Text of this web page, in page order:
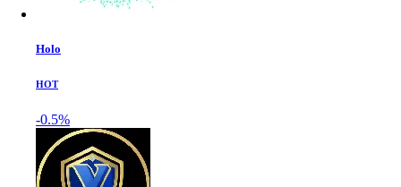
Holo
HOT
-0.5%